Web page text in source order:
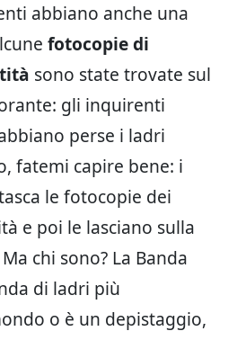
abbiano anche una
fotocopie di
sono state trovate sul
gli inquirenti
perse i ladri
fatemi capire bene: i
le fotocopie dei
e poi le lasciano sulla
chi sono? La Banda
di ladri più
o è un depistaggio,